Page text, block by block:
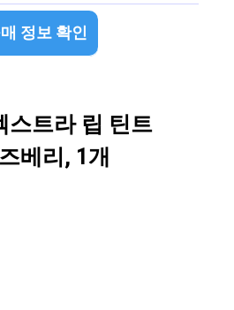
정보 확인
스트라 립 틴트
베리, 1개